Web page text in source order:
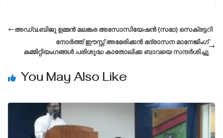
അഡ്വ.ബിജു ഉമ്മന്‍ മലങ്കര അസോസിയേഷന്‍ (സഭാ) സെക്രട്ടറി
നോര്‍ത്ത് ഈസ്റ്റ്‌ അമേരിക്കന്‍ ഭദ്രാസന മാനേജിംഗ്
കമ്മിറ്റിയംഗങ്ങള്‍ പരിശുദ്ധ കാതോലിക്ക ബാവയെ സന്ദര്‍ശിച്ചു
You May Also Like